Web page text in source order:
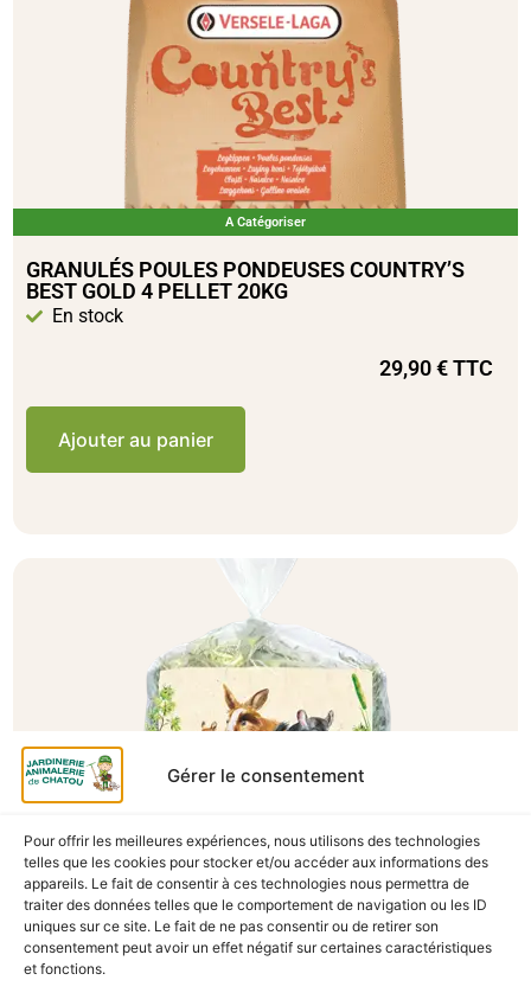
Gérer le consentement
Pour offrir les meilleures expériences, nous utilisons des technologies
telles que les cookies pour stocker et/ou accéder aux informations des
appareils. Le fait de consentir à ces technologies nous permettra de
traiter des données telles que le comportement de navigation ou les ID
uniques sur ce site. Le fait de ne pas consentir ou de retirer son
consentement peut avoir un effet négatif sur certaines caractéristiques
et fonctions.
A Catégoriser
GRANULÉS POULES PONDEUSES COUNTRY’S
BEST GOLD 4 PELLET 20KG
En stock
29,90€TTC
Ajouter au panier
A Catégoriser
FOIN BETTRAVE ROUGE TOMATE 500G
En stock